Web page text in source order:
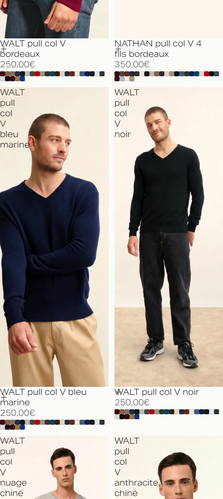
WALT pull col V
bordeaux
250,00€
NATHAN pull col V 4
fils bordeaux
350,00€
WALT
pull
col
V
bleu
marine
WALT pull col V bleu
marine
250,00€
WALT
pull
col
V
noir
WALT pull col V noir
250,00€
WALT
pull
col
V
nuage
chiné
WALT
pull
col
V
anthracite
chiné